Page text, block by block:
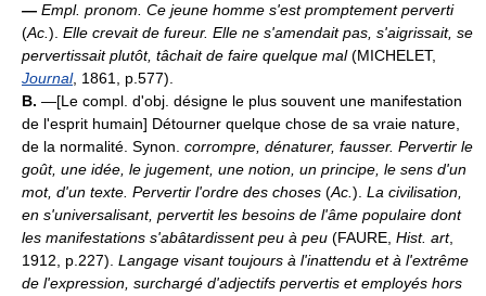
— Empl. pronom. Ce jeune homme s'est promptement perverti
(Ac. ). Elle crevait de fureur. Elle ne s'amendait pas, s'aigrissait, se
pervertissait plutôt, tâchait de faire quelque mal(MICHELET,
Journal, 1861, p.577).
B. —[Le compl. d'obj. désigne le plus souvent une manifestation
de l'esprit humain] Détourner quelque chose de sa vraie nature,
de la normalité. Synon. corrompre, dénaturer, fausser. Pervertir le
goût, une idée, le jugement, une notion, un principe, le sens d'un
mot, d'un texte. Pervertir l'ordre des choses (Ac. ). La civilisation,
en s'universalisant, pervertit les besoins de l'âme populaire dont
les manifestations s'abâtardissent peu à peu (FAURE, Hist. art,
1912, p.227). Langage visant toujours à l'inattendu et à l'extrême
de l'expression, surchargé d'adjectifs pervertis et employés hors